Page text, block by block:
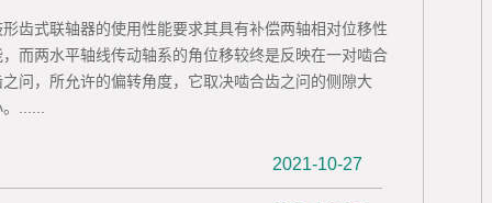
形齿式联轴器的使用性能要求其具有补偿两轴相对位移性
，而两水平轴线传动轴系的角位移较终是反映在一对啮合
之问，所允许的偏转角度，它取决啮合齿之问的侧隙大
......
2021-10-27